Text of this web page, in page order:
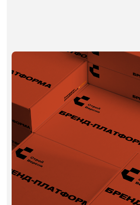
Основа для всех маркетинговых
материалов
Платформа — это ядро, из которого
рождается всё: структура сайта, тексты,
соцсети, наружка, видео, визуальный стиль.
Последовательность в коммуникации
Один и тот же тон, стиль и аргументы
во всех точках: сайт, менеджеры, тендеры,
соцсети. Это укрепляет доверие —
особенно в строительстве, где репутация
Упрощение и ускорение продаж
Когда вы точно знаете, кто ваш клиент и как
с ним говорить, коммерческие предложения
становятся убедительнее. Клиенты быстрее
принимают решение, меньше сомнений.